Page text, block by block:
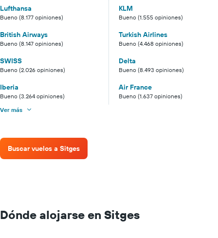
Lufthansa
Bueno (8.177 opiniones)
KLM
Bueno (1.555 opiniones)
British Airways
Bueno (8.147 opiniones)
Turkish Airlines
Bueno (4.468 opiniones)
SWISS
Bueno (2.026 opiniones)
Delta
Bueno (8.493 opiniones)
Iberia
Bueno (3.264 opiniones)
Air France
Bueno (1.637 opiniones)
Ver más
Buscar vuelos a Sitges
Dónde alojarse en Sitges